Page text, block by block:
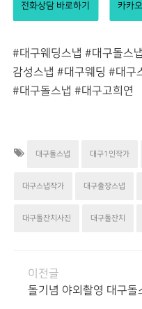
전화상담 바로하기 카카
#대구웨딩스냅 #대구돌스
감성스냅 #대구웨딩 #대구
#대구돌스냅 #대구고희연
대구돌스냅 대구1인작가
대구스냅작가 대구출장스냅
대구돌잔치사진 대구돌잔치
이전글
돌기념 야외촬영 대구돌